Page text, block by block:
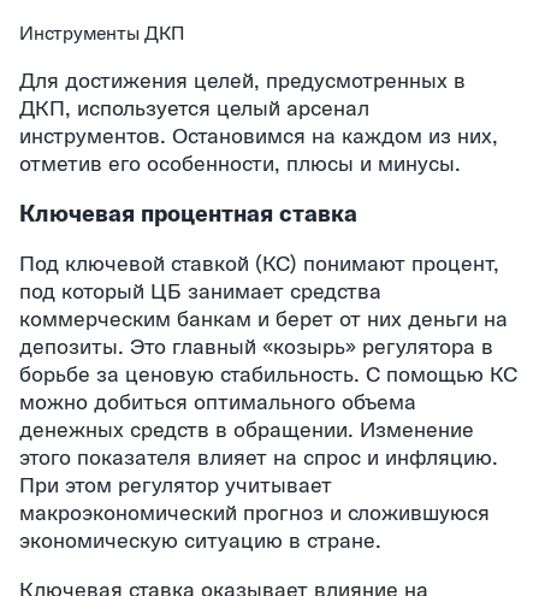
Инструменты ДКП
Для достижения целей, предусмотренных в
ДКП, используется целый арсенал
инструментов. Остановимся на каждом из них,
отметив его особенности, плюсы и минусы.
Ключевая процентная ставка
Под ключевой ставкой (КС) понимают процент,
под который ЦБ занимает средства
коммерческим банкам и берет от них деньги на
депозиты. Это главный «козырь» регулятора в
борьбе за ценовую стабильность. С помощью КС
можно добиться оптимального объема
денежных средств в обращении. Изменение
этого показателя влияет на спрос и инфляцию.
При этом регулятор учитывает
макроэкономический прогноз и сложившуюся
экономическую ситуацию в стране.
Ключевая ставка оказывает влияние на